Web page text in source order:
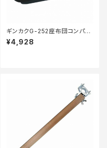
ギンカクG-252座布団コンパク
ト
¥4,928